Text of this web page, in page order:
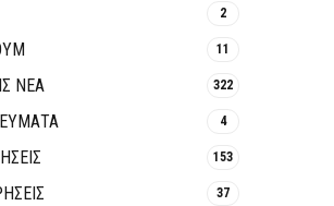
2
11
ΝΕΑ 322
4
153
37